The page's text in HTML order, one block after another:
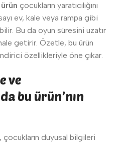
çocukların yaratıcılığını
ev, kale veya rampa gibi
Bu da oyun süresini uzatır
getirir. Özetle, bu ürün
özellikleriyle öne çıkar.
ve
bu ürün’nın
duyusal bilgileri